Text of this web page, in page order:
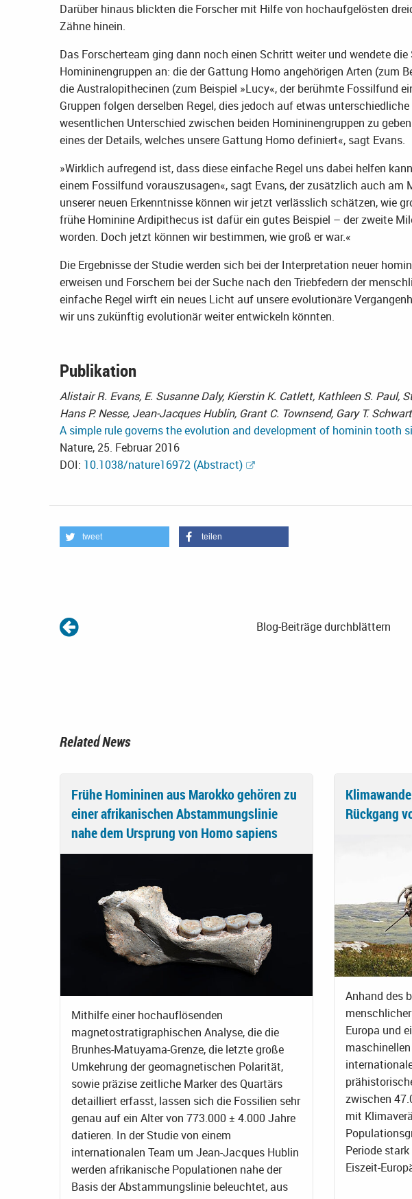
Darüber hinaus blickten die Forscher mit Hilfe von hochaufgelösten
Zähne hinein.
Das Forscherteam ging dann noch einen Schritt weiter und wendete
Homininengruppen an: die der Gattung Homo angehörigen Arten (zum
die Australopithecinen (zum Beispiel »Lucy«, der berühmte Fossilfund
Gruppen folgen derselben Regel, dies jedoch auf etwas
wesentlichen Unterschied zwischen beiden Homininengruppen zu
eines der Details, welches unsere Gattung Homo definiert«, sagt Evans.
»Wirklich aufregend ist, dass diese einfache Regel uns dabei helfen
einem Fossilfund vorauszusagen«, sagt Evans, der zusätzlich auch
unserer neuen Erkenntnisse können wir jetzt verlässlich schätzen, wie
frühe Hominine Ardipithecus ist dafür ein gutes Beispiel – der zweite
worden. Doch jetzt können wir bestimmen, wie groß er war.«
Die Ergebnisse der Studie werden sich bei der Interpretation neuer
erweisen und Forschern bei der Suche nach den Triebfedern der
einfache Regel wirft ein neues Licht auf unsere evolutionäre
wir uns zukünftig evolutionär weiter entwickeln könnten.
Publikation
Alistair R. Evans, E. Susanne Daly, Kierstin K. Catlett, Kathleen S. Paul,
Hans P. Nesse, Jean-Jacques Hublin, Grant C. Townsend, Gary T.
A simple rule governs the evolution and development of hominin tooth
Nature, 25. Februar 2016
DOI: 10.1038/nature16972 (Abstract)
tweet teilen
Blog-Beiträge durchblättern
Related News
Frühe Homininen aus Marokko gehören zu
einer afrikanischen Abstammungslinie
nahe dem Ursprung von Homo sapiens
Mithilfe einer hochauflösenden
magnetostratigraphischen Analyse, die die
Brunhes-Matuyama-Grenze, die letzte große
Umkehrung der geomagnetischen Polarität,
sowie präzise zeitliche Marker des Quartärs
detailliert erfasst, lassen sich die Fossilien sehr
genau auf ein Alter von 773.000 ± 4.000 Jahre
datieren. In der Studie von einem
internationalen Team um Jean-Jacques Hublin
werden afrikanische Populationen nahe der
Basis der Abstammungslinie beleuchtet, aus
Rückgang
Anhand des
Europa und
zwischen
mit
Periode
Eiszeit-